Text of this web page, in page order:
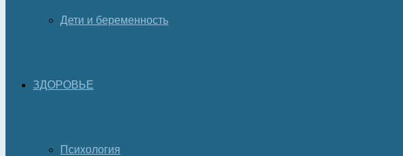
Дети и беременность
ЗДОРОВЬЕ
Психология